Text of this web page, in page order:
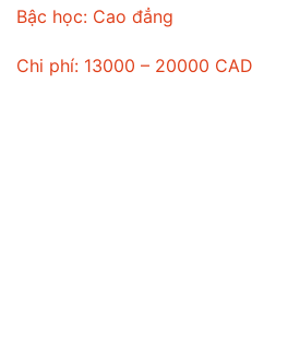
Bậc học: Cao đẳng
Chi phí: 13000 – 20000 CAD